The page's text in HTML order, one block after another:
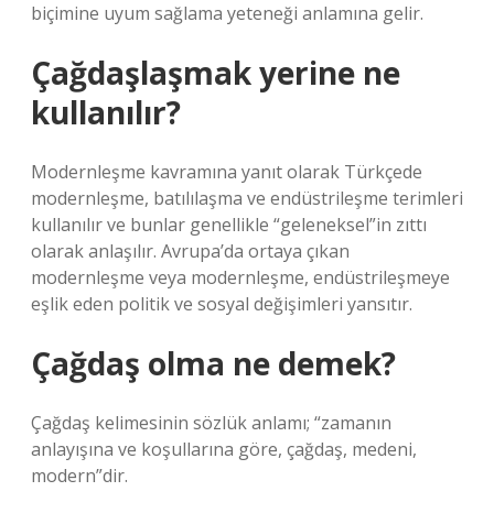
biçimine uyum sağlama yeteneği anlamına gelir.
Çağdaşlaşmak yerine ne
kullanılır?
Modernleşme kavramına yanıt olarak Türkçede
modernleşme, batılılaşma ve endüstrileşme terimleri
kullanılır ve bunlar genellikle “geleneksel”in zıttı
olarak anlaşılır. Avrupa’da ortaya çıkan
modernleşme veya modernleşme, endüstrileşmeye
eşlik eden politik ve sosyal değişimleri yansıtır.
Çağdaş olma ne demek?
Çağdaş kelimesinin sözlük anlamı; “zamanın
anlayışına ve koşullarına göre, çağdaş, medeni,
modern”dir.